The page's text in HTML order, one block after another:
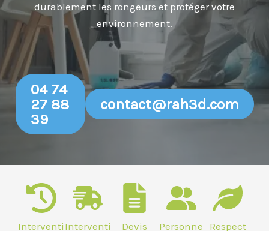
durablement les rongeurs et protéger votre
environnement.
04 74
27 88
39
contact@rah3d.com
Interventi Interventi
Devis
Personne
Respect